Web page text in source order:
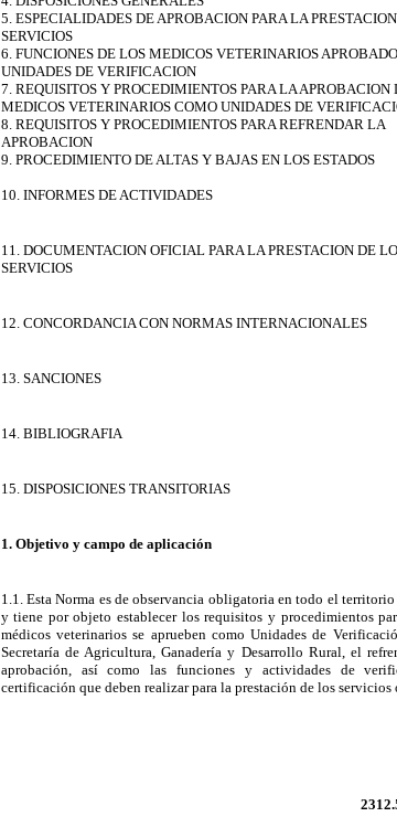
5. ESPECIALIDADES DE APROBACION PARA LA
SERVICIOS
6. FUNCIONES DE LOS MEDICOS VETERINARIOS
UNIDADES DE VERIFICACION
7. REQUISITOS Y PROCEDIMIENTOS PARA LA APROBACION
MEDICOS VETERINARIOS COMO UNIDADES DE
8. REQUISITOS Y PROCEDIMIENTOS PARA REFRENDAR LA
APROBACION
9. PROCEDIMIENTO DE ALTAS Y BAJAS EN LOS ESTADOS
10. INFORMES DE ACTIVIDADES
11. DOCUMENTACION OFICIAL PARA LA PRESTACION DE
SERVICIOS
12. CONCORDANCIA CON NORMAS INTERNACIONALES
13. SANCIONES
14. BIBLIOGRAFIA
15. DISPOSICIONES TRANSITORIAS
1. Objetivo y campo de aplicación
1.1. Esta Norma es de observancia obligatoria en todo el
y tiene por objeto establecer los requisitos y procedimientos
médicos veterinarios se aprueben como Unidades de
Secretaría de Agricultura, Ganadería y Desarrollo Rural, el
aprobación, así como las funciones y actividades de
certificación que deben realizar para la prestación de los servicios